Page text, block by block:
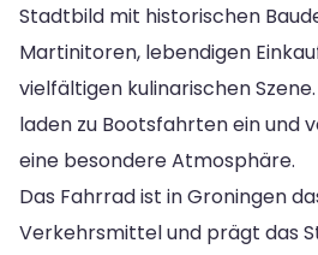
Stadtbild mit historischen
Martinitoren, lebendigen
vielfältigen kulinarischen
laden zu Bootsfahrten ein und
eine besondere Atmosphäre.
Das Fahrrad ist in Groningen
Verkehrsmittel und prägt das